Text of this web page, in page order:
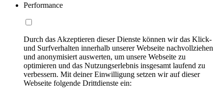
Performance
Durch das Akzeptieren dieser Dienste können wir das Klick-
und Surfverhalten innerhalb unserer Webseite nachvollziehen
und anonymisiert auswerten, um unsere Webseite zu
optimieren und das Nutzungserlebnis insgesamt laufend zu
verbessern. Mit deiner Einwilligung setzen wir auf dieser
Webseite folgende Drittdienste ein: